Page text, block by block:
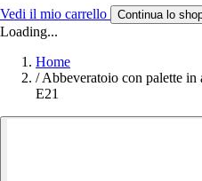
Vedi il mio carrello Continua lo
Loading...
Home
/ Abbeveratoio con palette
E21